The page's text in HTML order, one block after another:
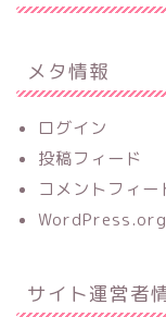
メタ情報
ログイン
投稿フィード
コメントフィー
WordPress.org
サイト運営者